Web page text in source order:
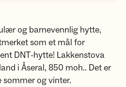
og barnevennlig hytte,
som et mål for
DNT-hytte! Lakkenstova
i Åseral, 850 moh.. Det er
sommer og vinter.